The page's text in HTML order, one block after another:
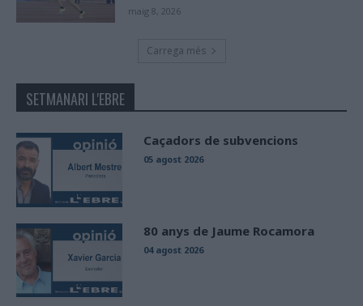
maig 8, 2026
Carrega més
SETMANARI L'EBRE
Caçadors de subvencions
05 agost 2026
80 anys de Jaume Rocamora
04 agost 2026